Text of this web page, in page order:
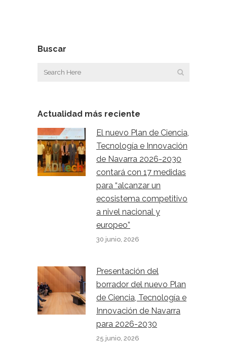
Buscar
Actualidad más reciente
El nuevo Plan de Ciencia,
Tecnología e Innovación
de Navarra 2026-2030
contará con 17 medidas
para “alcanzar un
ecosistema competitivo
a nivel nacional y
europeo”
30 junio, 2026
Presentación del
borrador del nuevo Plan
de Ciencia, Tecnología e
Innovación de Navarra
para 2026-2030
25 junio, 2026